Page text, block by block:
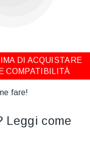
DI ACQUISTARE
COMPATIBILITÀ
Leggi come